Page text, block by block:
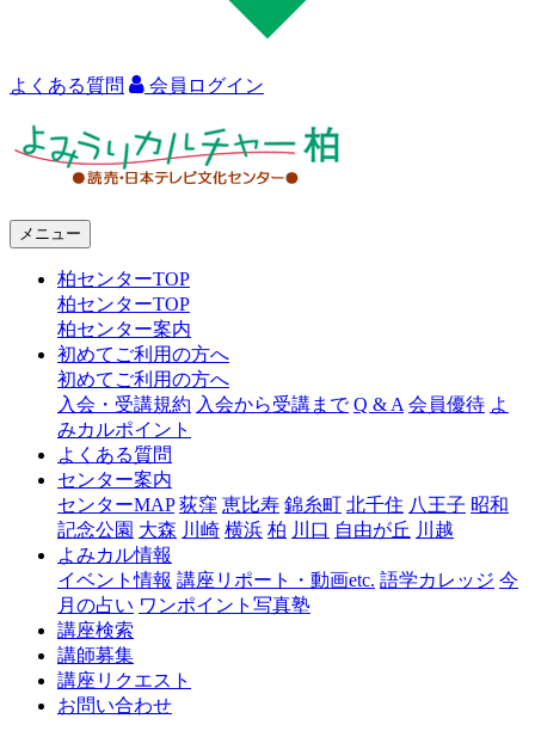
よくある質問 会員ログイン
ャ
メニュー
柏センターTOP
柏センターTOP
柏センター案内
初めてご利用の方へ
初めてご利用の方へ
入会・受講規約 入会から受講まで Q & A 会員優待 よ
みカルポイント
よくある質問
センター案内
センターMAP 荻窪 恵比寿 錦糸町 北千住 八王子 昭和
記念公園 大森 川崎 横浜 柏 川口 自由が丘 川越
よみカル情報
イベント情報 講座リポート・動画etc. 語学カレッジ 今
月の占い ワンポイント写真塾
講座検索
講師募集
講座リクエスト
お問い合わせ